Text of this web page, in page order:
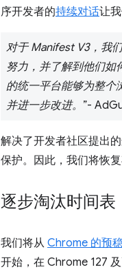
序开发者的持续对话让
对于 Manifest V3，我
努力，并了解到他们如
的统一平台能够为整个
并进一步改进。 ”-
解决了开发者社区提出
保护。因此，我们将恢复
逐步淘汰时间表
我们将从 Chrome 的预
开始，在 Chrome 127